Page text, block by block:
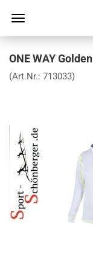
ONE WAY
(Art.Nr.: 713033)